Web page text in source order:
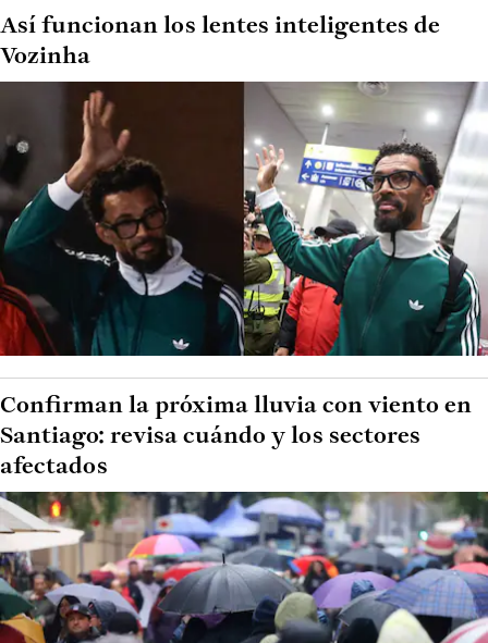
Así funcionan los lentes inteligentes de
Vozinha
Confirman la próxima lluvia con viento en
Santiago: revisa cuándo y los sectores
afectados